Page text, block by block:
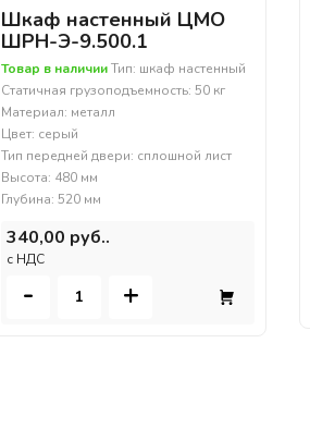
Шкаф настенный ЦМО
ШРН-Э-9.500.1
Товар в наличииТип: шкаф настенный
Статичная грузоподъемность: 50 кг
Материал: металл
Цвет: серый
Тип передней двери: сплошной лист
Высота: 480 мм
Глубина: 520 мм
340,00 руб..
c НДС
- +